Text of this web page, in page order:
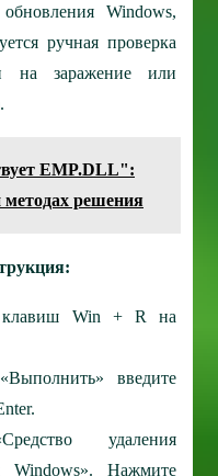
Windows,
ручная проверка
на заражение или
EMP.DLL":
методах решения
клавиш Win + R на
введите
удаления
Windows». Нажмите